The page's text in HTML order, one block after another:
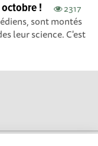
2317
!
sont montés
leur science. C'est